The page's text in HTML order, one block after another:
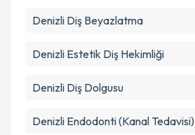
Denizli Diş Beyazlatma
Denizli Estetik Diş Hekimliği
Denizli Diş Dolgusu
Denizli Endodonti (Kanal Tedavisi)